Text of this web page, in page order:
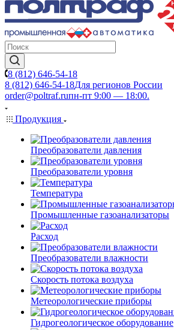
8 (812) 646-54-18
8 (812) 646-54-18Для регионов России
order@poltraf.ruпн-пт 9:00 — 18:00.
Продукция
Преобразователи давления
Преобразователи уровня
Температура
Промышленные газоанализаторы
Расход
Преобразователи влажности
Скорость потока воздуха
Метеорологические приборы
Гидрогеологическое оборудование